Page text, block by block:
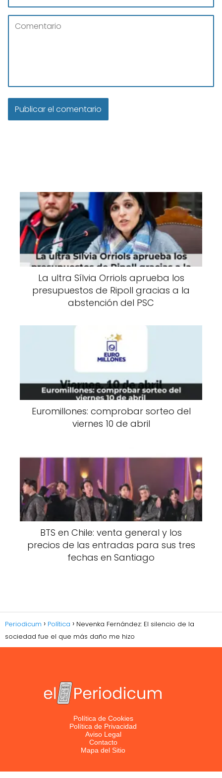
La ultra Sílvia Orriols aprueba los
presupuestos de Ripoll gracias a la
abstención del PSC
Euromillones: comprobar sorteo del
viernes 10 de abril
BTS en Chile: venta general y los
precios de las entradas para sus tres
fechas en Santiago
Periodicum Política
Nevenka Fernández: El silencio de la
sociedad fue el que más daño me hizo
Política de Cookies
Política de Privacidad
Aviso Legal
Contacto
Mapa del Sitio